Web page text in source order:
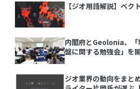
【ジオ用語解説】ベク
内閣府とGeolonia、「
盤に関する勉強会」を
ジオ業界の動向をまと